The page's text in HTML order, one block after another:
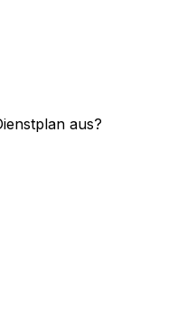
aus?